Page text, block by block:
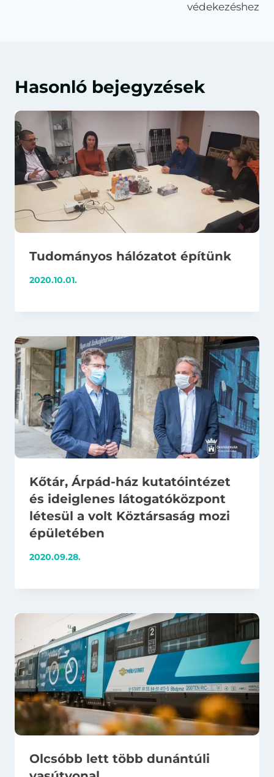
védekezéshez
Hasonló bejegyzések
Tudományos hálózatot építünk
2020.10.01.
Kőtár, Árpád-ház kutatóintézet
és ideiglenes látogatóközpont
létesül a volt Köztársaság mozi
épületében
2020.09.28.
Olcsóbb lett több dunántúli